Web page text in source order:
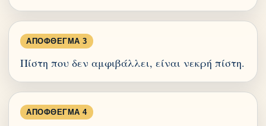
ΑΠΌΦΘΕΓΜΑ 3
Πίστη που δεν αμφιβάλλει, είναι νεκρή πίστη.
ΑΠΌΦΘΕΓΜΑ 4